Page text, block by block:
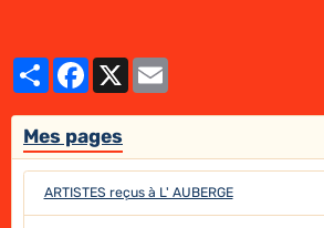
PartagerFacebook
X
Mes pages
ARTISTES reçus à L' AUBERGE